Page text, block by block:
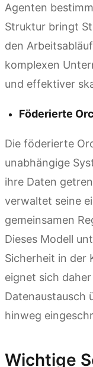
Agenten
Struktur bringt
den
komplexen
und effektiver
Föderierte
Die föderierte
unabhängige
ihre Daten
verwaltet seine
gemeinsamen
Dieses Modell
Sicherheit in der
eignet sich
Datenaustausch
hinweg
Wichtige